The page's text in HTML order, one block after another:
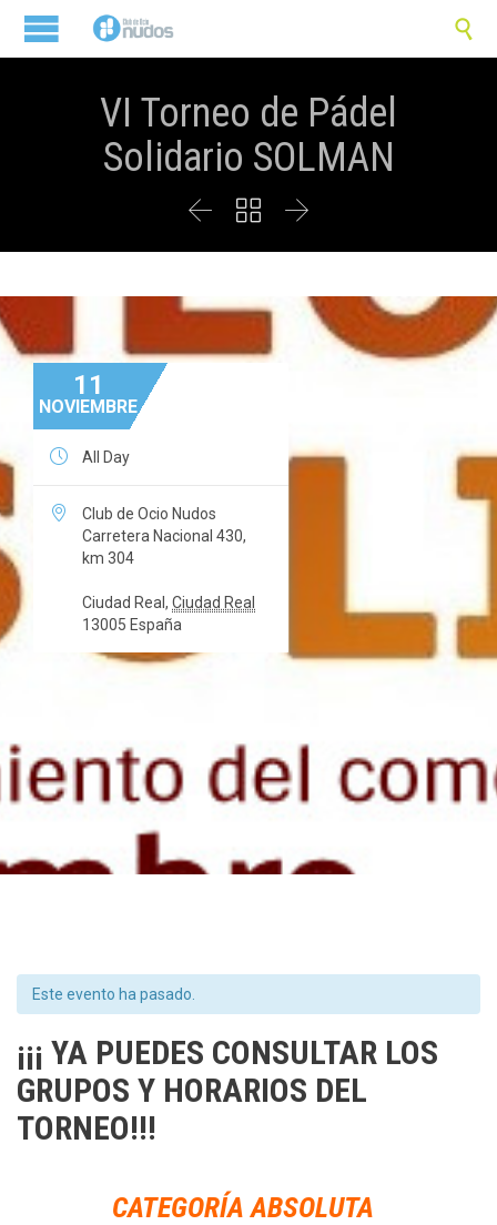

VI Torneo de Pádel
Solidario SOLMAN
  
11
NOVIEMBRE
 All Day

Club de Ocio Nudos
Carretera Nacional 430,
km 304
Ciudad Real , Ciudad Real
13005 España
Este evento ha pasado.
¡¡¡ YA PUEDES CONSULTAR LOS
GRUPOS Y HORARIOS DEL
TORNEO!!!
CATEGORÍA ABSOLUTA